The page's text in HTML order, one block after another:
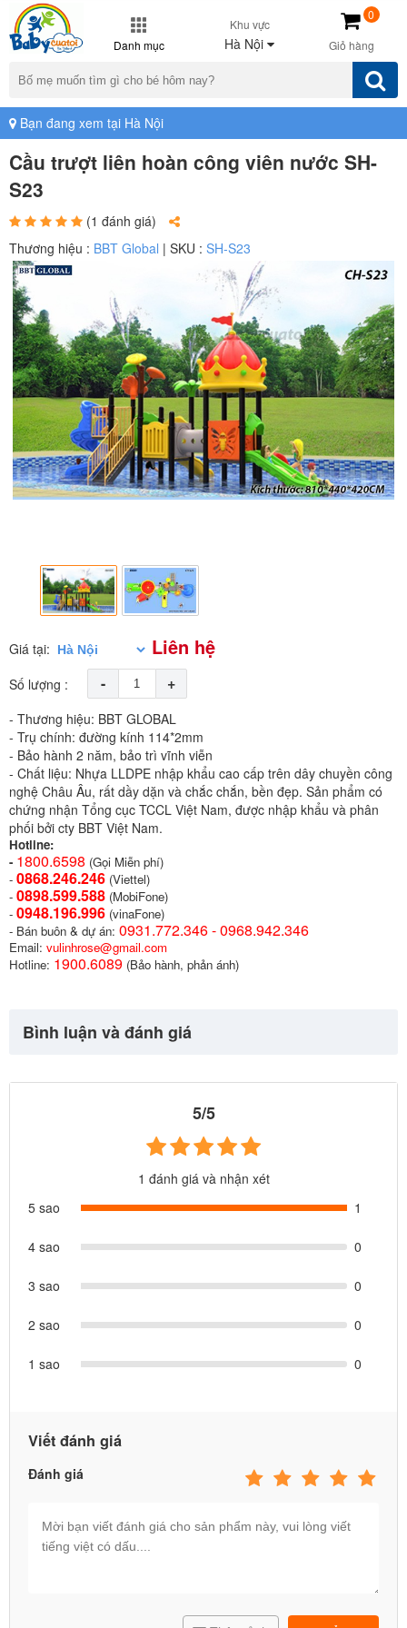
Danh mục
Khu vực
Hà Nội Giỏ hàng
0
Bạn đang xem tại Hà Nội
Cầu trượt liên hoàn công viên nước SH-
S23
(1 đánh giá)
Thương hiệu : BBT Global | SKU : SH-S23
Giá tại: Liên hệ
Số lượng : - +
- Thương hiệu: BBT GLOBAL
- Trụ chính: đường kính 114*2mm
- Bảo hành 2 năm, bảo trì vĩnh viễn
- Chất liệu: Nhựa LLDPE nhập khẩu cao cấp trên dây chuyền công
nghệ Châu Âu, rất dầy dặn và chắc chắn, bền đẹp. Sản phẩm có
chứng nhận Tổng cục TCCL Việt Nam, được nhập khẩu và phân
phối bởi cty BBT Việt Nam.
Hotline:
- 1800.6598 (Gọi Miễn phí)
- 0868.246.246 (Viettel)
- 0898.599.588 (MobiFone)
- 0948.196.996 (vinaFone)
- Bán buôn & dự án: 0931.772.346 - 0968.942.346
Email: vulinhrose@gmail.com
Hotline: 1900.6089 (Bảo hành, phản ánh)
Bình luận và đánh giá
5/5
1 đánh giá và nhận xét
5 sao
1
4 sao 0
3 sao 0
2 sao 0
1 sao 0
Viết đánh giá
Đánh giá